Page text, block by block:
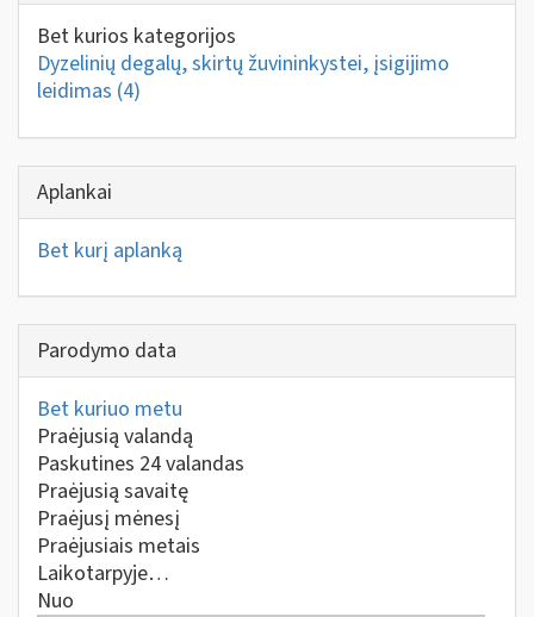
Bet kurios kategorijos
Dyzelinių degalų, skirtų žuvininkystei, įsigijimo
leidimas (4)
Aplankai
Bet kurį aplanką
Parodymo data
Bet kuriuo metu
Praėjusią valandą
Paskutines 24 valandas
Praėjusią savaitę
Praėjusį mėnesį
Praėjusiais metais
Laikotarpyje…
Nuo